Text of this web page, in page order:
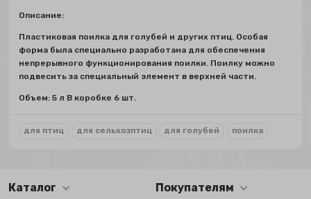
Описание:
Пластиковая поилка для голубей и других птиц. Особая
форма была специально разработана для обеспечения
непрерывного функционирования поилки. Поилку можно
подвесить за специальный элемент в верхней части.
Объем: 5 л В коробке 6 шт.
для птиц для сельхозптиц для голубей поилка
Каталог Покупателям